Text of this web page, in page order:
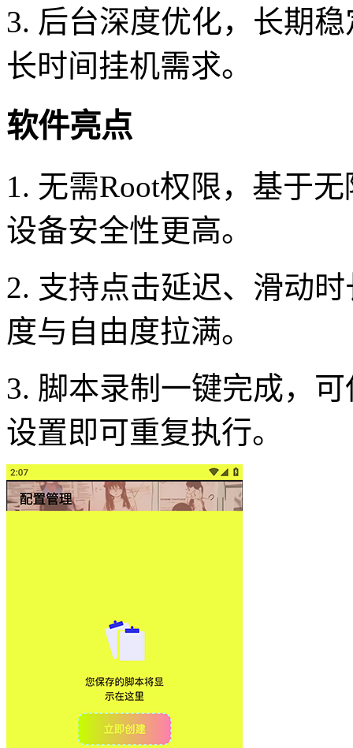
3. 后台深度优化，长期
长时间挂机需求。
软件亮点
1. 无需Root权限，基于
设备安全性更高。
2. 支持点击延迟、滑动
度与自由度拉满。
3. 脚本录制一键完成，
设置即可重复执行。